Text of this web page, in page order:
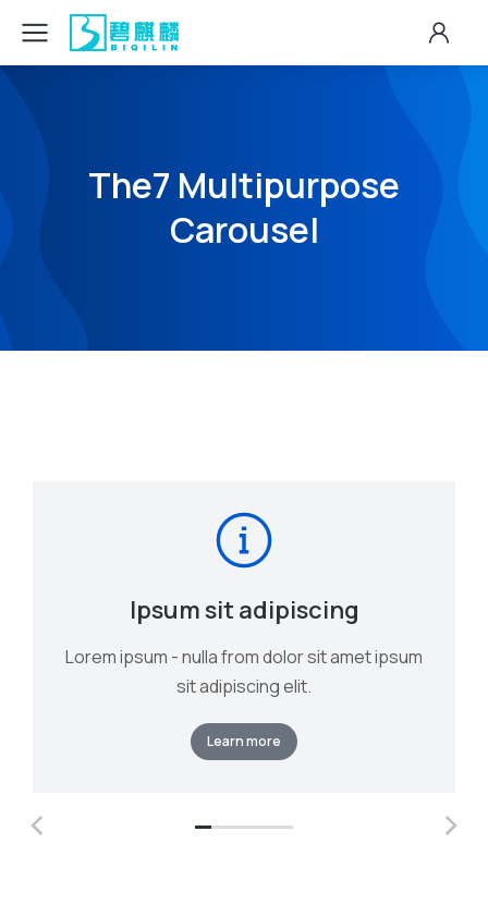
The7 Multipurpose
Carousel
Ipsum sit adipiscing
Lorem ipsum - nulla from dolor sit amet ipsum
sit adipiscing elit.
Learn more